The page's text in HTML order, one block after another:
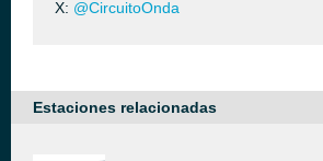
X: @CircuitoOnda
Estaciones relacionadas